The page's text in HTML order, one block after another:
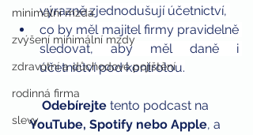
minimální mzda
zvýšení minimální mzdy
zdravotní a důchodové pojištění
rodinná firma
slevy
výrazně zjednodušují účetnictví,
co by měl majitel firmy pravidelně
sledovat, aby měl daně i
účetnictví pod kontrolou.
Odebírejte tento podcast na
YouTube, Spotify nebo Apple, a